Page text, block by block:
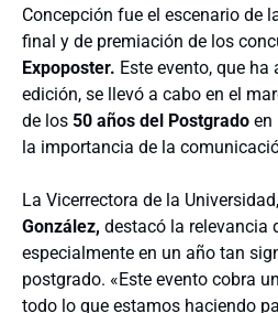
Concepción fue el escenario de
final y de premiación de los
Expoposter. Este evento, que
edición, se llevó a cabo en el
de los 50 años del Postgrado en
la importancia de la
La Vicerrectora de la Universidad,
González, destacó la relevancia
especialmente en un año tan
postgrado. «Este evento cobra
todo lo que estamos haciendo